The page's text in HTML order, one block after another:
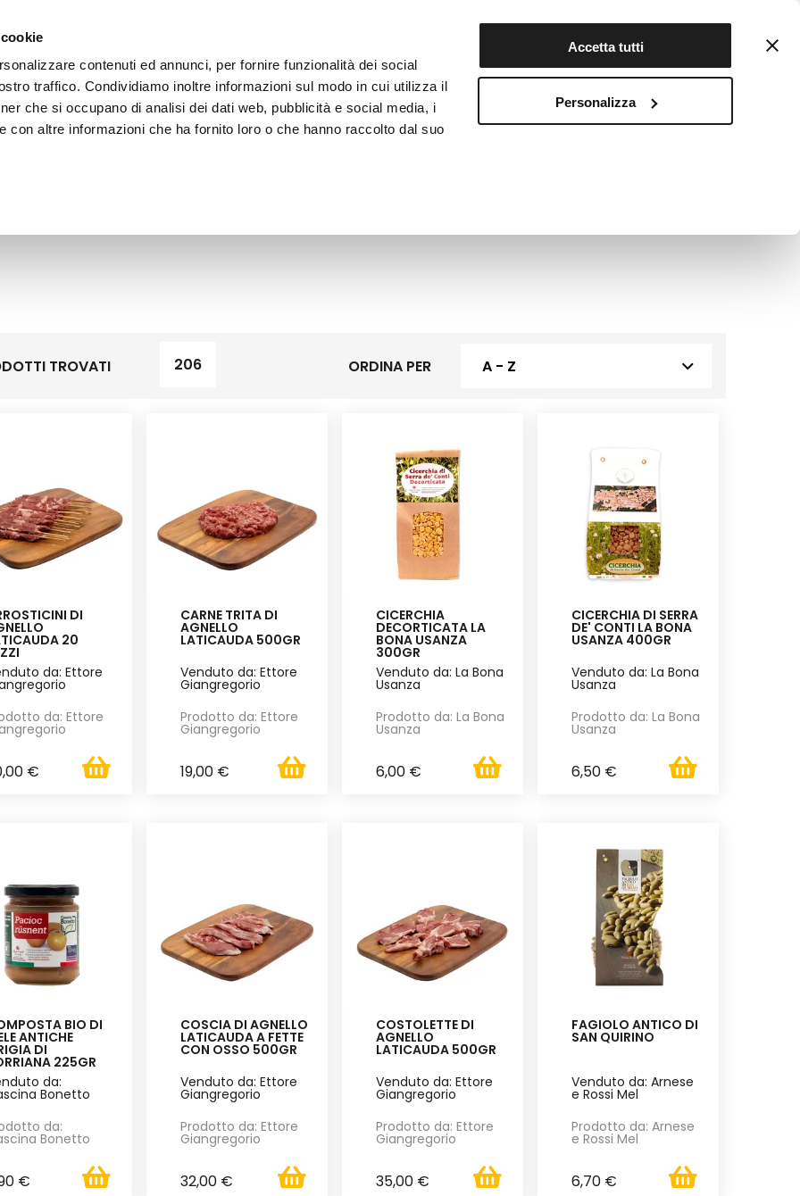
contenuti ed annunci, per fornire funzionalità dei social
traffico. Condividiamo inoltre informazioni sul modo in cui utilizza il
che si occupano di analisi dei dati web, pubblicità e social media, i
con altre informazioni che ha fornito loro o che hanno raccolto dal suo
Accetta tutti
Personalizza
Registrati
LE BOTTEGHE INFOTEKA CIBO AUTENTICO
TROVATI 206 ORDINA PER A - Z
DI
20
da: Ettore
da: Ettore
€
CARNE TRITA DI
AGNELLO
LATICAUDA 500GR
Venduto da: Ettore
Giangregorio
Prodotto da: Ettore
Giangregorio
19,00 €
CICERCHIA
DECORTICATA LA
BONA USANZA
300GR
Venduto da: La Bona
Usanza
Prodotto da: La Bona
Usanza
6,00 €
CICERCHIA DI SERRA
DE' CONTI LA BONA
USANZA 400GR
Venduto da: La Bona
Usanza
Prodotto da: La Bona
Usanza
6,50 €
BIO DI
ANTICHE
DI
225GR
da:
Bonetto
da:
Bonetto
€
COSCIA DI AGNELLO
LATICAUDA A FETTE
CON OSSO 500GR
Venduto da: Ettore
Giangregorio
Prodotto da: Ettore
Giangregorio
32,00 €
COSTOLETTE DI
AGNELLO
LATICAUDA 500GR
Venduto da: Ettore
Giangregorio
Prodotto da: Ettore
Giangregorio
35,00 €
FAGIOLO ANTICO DI
SAN QUIRINO
Venduto da: Arnese
e Rossi Mel
Prodotto da: Arnese
e Rossi Mel
6,70 €